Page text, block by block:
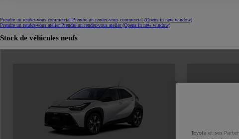
Prendre un rendez-vous commercial Prendre un rendez-vous commercial (Opens in new window)
Prendre un rendez-vous atelierPrendre un rendez-vous atelier(Opens in new window)
Stock de véhicules neufs